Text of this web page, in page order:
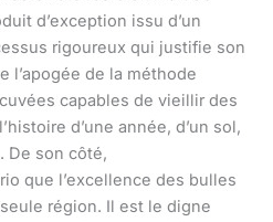
d’exception issu d’un
rigoureux qui justifie son
l’apogée de la méthode
capables de vieillir des
d’une année, d’un sol,
De son côté,
que l’excellence des bulles
seule région. Il est le digne